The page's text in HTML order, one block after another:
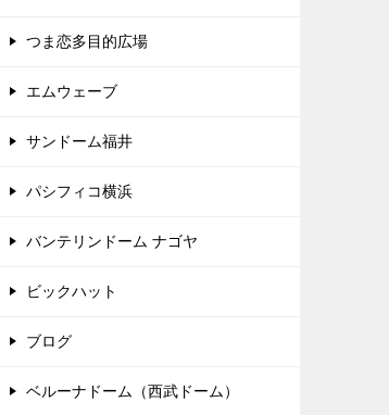
つま恋多目的広場
エムウェーブ
サンドーム福井
パシフィコ横浜
バンテリンドーム ナゴヤ
ビックハット
ブログ
ベルーナドーム（西武ドーム）